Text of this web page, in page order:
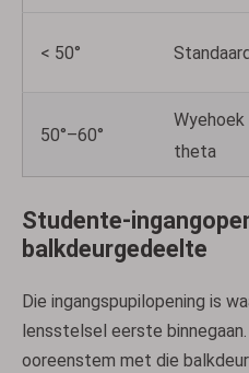
< 50°
50°–60°
Wyehoek
theta
Studente-
balkdeurgedeelte
Die ingangspupilopening is
lensstelsel eerste
ooreenstem met die